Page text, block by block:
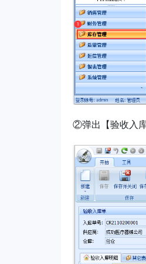
②弹出【验收入